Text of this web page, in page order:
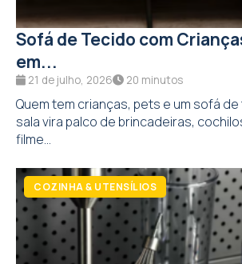
Sofá de Tecido com
em...
Quem tem crianças, pets e um sofá de
sala vira palco de brincadeiras,
filme...